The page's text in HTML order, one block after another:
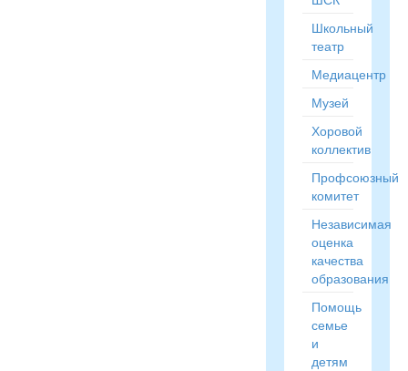
Школьный
театр
Медиацентр
Музей
Хоровой
коллектив
Профсоюзный
комитет
Независимая
оценка
качества
образования
Помощь
семье
и
детям